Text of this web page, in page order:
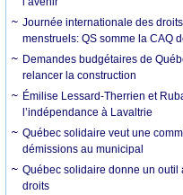
Journée internationale des
menstruels: QS somme la CAQ
Demandes budgétaires de
relancer la construction
Émilise Lessard-Therrien et
l’indépendance à Lavaltrie
Québec solidaire veut une
démissions au municipal
Québec solidaire donne un
droits